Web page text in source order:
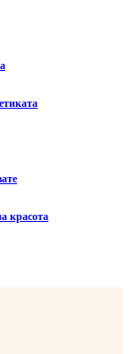
красота